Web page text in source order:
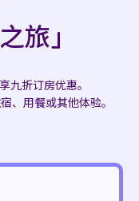
旅」
九折订房优惠。
、用餐或其他体验。